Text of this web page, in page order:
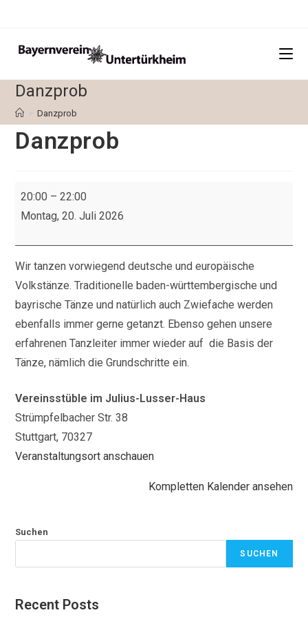
Danzprob
> Danzprob
Danzprob
20:00 –22:00
Montag, 20. Juli 2026
Wir tanzen vorwiegend deutsche und europäische
Volkstänze. Traditionelle baden-württembergische und
bayrische Tänze und natürlich auch Zwiefache werden
ebenfalls immer gerne getanzt. Ebenso gehen unsere
erfahrenen Tanzleiter immer wieder auf die Basis der
Tänze, nämlich die Grundschritte ein.
Vereinsstüble im Julius-Lusser-Haus
Strümpfelbacher Str. 38
Stuttgart, 70327
Veranstaltungsort anschauen
Kompletten Kalender ansehen
Suchen
SUCHEN
Recent Posts